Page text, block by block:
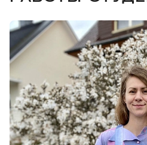
Урок 17. Моделирование
моделирования на основе
Уроки 19-20. Анализ модели
Составление
моделирования